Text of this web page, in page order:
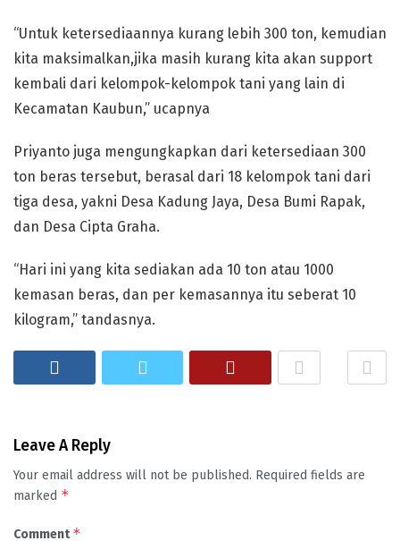
“Untuk ketersediaannya kurang lebih 300 ton, kemudian
kita maksimalkan,jika masih kurang kita akan support
kembali dari kelompok-kelompok tani yang lain di
Kecamatan Kaubun,” ucapnya
Priyanto juga mengungkapkan dari ketersediaan 300
ton beras tersebut, berasal dari 18 kelompok tani dari
tiga desa, yakni Desa Kadung Jaya, Desa Bumi Rapak,
dan Desa Cipta Graha.
“Hari ini yang kita sediakan ada 10 ton atau 1000
kemasan beras, dan per kemasannya itu seberat 10
kilogram,” tandasnya.
Leave A Reply
Your email address will not be published. Required fields are
marked *
Comment*